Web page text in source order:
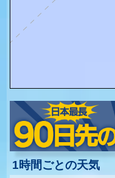
1時間ごとの天気